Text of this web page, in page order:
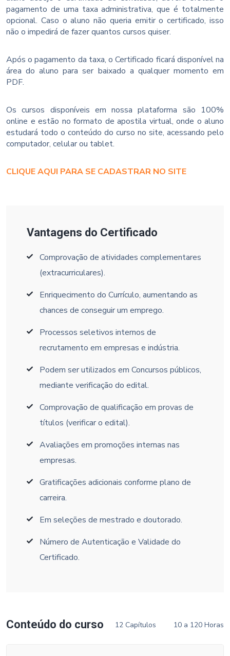
pagamento de uma taxa administrativa, que é totalmente
opcional. Caso o aluno não queria emitir o certificado, isso
não o impedirá de fazer quantos cursos quiser.
Após o pagamento da taxa, o Certificado ficará disponível na
área do aluno para ser baixado a qualquer momento em
PDF.
Os cursos disponíveis em nossa plataforma são 100%
online e estão no formato de apostila virtual, onde o aluno
estudará todo o conteúdo do curso no site, acessando pelo
computador, celular ou tablet.
CLIQUE AQUI PARA SE CADASTRAR NO SITE
Vantagens do Certificado
Comprovação de atividades complementares
(extracurriculares).
Enriquecimento do Currículo, aumentando as
chances de conseguir um emprego.
Processos seletivos internos de
recrutamento em empresas e indústria.
Podem ser utilizados em Concursos públicos,
mediante verificação do edital.
Comprovação de qualificação em provas de
títulos (verificar o edital).
Avaliações em promoções internas nas
empresas.
Gratificações adicionais conforme plano de
carreira.
Em seleções de mestrado e doutorado.
Número de Autenticação e Validade do
Certificado.
Conteúdo do curso 12 Capítulos 10 a 120 Horas